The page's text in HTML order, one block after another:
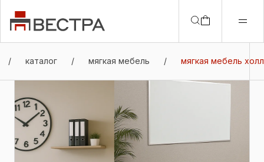
/ каталог / мягкая мебель / мягкая мебель холл